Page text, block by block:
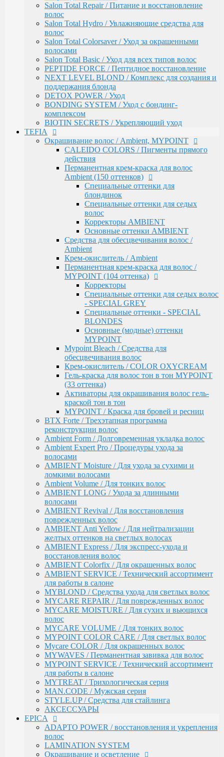
Окрашивание волос / Ambient, MYPOINT
CALEIDO COLORS / Пигменты прямого
действия
Перманентная крем-краска для волос
Ambient (150 оттенков)
Специальные оттенки для блондинок
Специальные оттенки для седых волос
Корректоры AMBIENT
Основные оттенки AMBIENT
Средства для обесцвечивания волос /
Ambient
Крем-окислитель / Ambient
Перманентная крем-краска для волос /
MYPOINT (104 оттенка)
Корректоры
Специальные оттенки для седых волос
- SPECIAL GREY
Специальные оттенки - SPECIAL
BLONDES
Основные (модные) оттенки
MYPOINT
Mypoint Bleach / Средства для
обесцвечивания волос
Крем-окислитель / COLOR OXYCREAM
Гель-краска для волос тон в тон MYPOINT
(33 оттенка)
Активаторы для окрашивания волос гель-
краской тон в тон
MYPOINT / Краска для бровей и ресниц
BTX Forte / Трехэтапная программа
реконструкции волос
Ambient Form / Долговременная укладка волос
Ambient Expert Pro / Процедуры ухода за волосами
AMBIENT Moisture / Для ухода за сухими и
ломкими волосами
Ambient Volume / Для тонких волос
AMBIENT LONG / Ухода за длинными волосами
AMBIENT Revival / Для восстановления
поврежденных волос
AMBIENT Anti Yellow / Для нейтрализации
желтых оттенков на светлых волосах
AMBIENT Express / Для экспресс-ухода и
восстановления волос
AMBIENT Colorfix / Для окрашенных волос
AMBIENT SERVICE / Технический ассортимент
для работы в салоне
MYBLOND / Средства ухода для светлых волос
MYCARE REPAIR / Для поврежденных волос
MYCARE MOISTURE / Для сухих и вьющихся
волос
MYCARE VOLUME / Для тонких волос
MYPOINT COLOR CARE / Для светлых волос
Mycare COLOR / Для окрашенных волос
MYWAVES / Перманентная завивка для волос
MYPOINT SERVICE / Технический ассортимент
для работы в салоне
MYTREAT / Трихологическая серия
MAN.CODE / Мужская серия
STYLE.UP / Средства для стайлинга
АКСЕССУАРЫ
EPICA
ADAPTO POWER / восстановления и укрепления
волос
LAMINATION SYSTEM
Окрашивание и осветление
КРЕМ-КРАСКА COLORSHADE
Осветление
Окисляющая эмульсия
Гель-краска Colordream
Оттеночные муссы
SHAPE WAVE / Химическая завивка
НАБОРЫ EPICA
Уход за кожей рук / Крем-мыло, Крем для рук
Styling
TOTAL CARE / Уход и защита
SPECIAL / Особенный уход
SKIN BALANCE| / Регулирование работы сальных
желез
SILK WAVES / Ежедневный уход за вьющимися
волосами
HEMP THERAPY ORGANIC / Для роста волос
MEN'S / Мужская серия
COLD BLOND / Уход для blond
KERATIN PRO / Реконструкция и восстановление
Salon Total Repair / Питание и восстановление
волос
Salon Total Hydro / Увлажняющие средства для
волос
Salon Total Colorsaver / Уход за окрашенными
волосами
Salon Total Basic / Уход для всех типов волос
PEPTIDE FORCE / Пептидное восстановление
NEXT LEVEL BLOND / Комплекс для создания и
поддержания блонда
DETOX POWER / Уход
BONDING SYSTEM / Уход с бондинг-
комплексом
BIOTIN SECRETS / Укрепляющий уход
TEFIA
Окрашивание волос / Ambient, MYPOINT
CALEIDO COLORS / Пигменты прямого
действия
Перманентная крем-краска для волос
Ambient (150 оттенков)
Специальные оттенки для
блондинок
Специальные оттенки для седых
волос
Корректоры AMBIENT
Основные оттенки AMBIENT
Средства для обесцвечивания волос /
Ambient
Крем-окислитель / Ambient
Перманентная крем-краска для волос /
MYPOINT (104 оттенка)
Корректоры
Специальные оттенки для седых волос
- SPECIAL GREY
Специальные оттенки - SPECIAL
BLONDES
Основные (модные) оттенки
MYPOINT
Mypoint Bleach / Средства для
обесцвечивания волос
Крем-окислитель / COLOR OXYCREAM
Гель-краска для волос тон в тон MYPOINT
(33 оттенка)
Активаторы для окрашивания волос гель-
краской тон в тон
MYPOINT / Краска для бровей и ресниц
BTX Forte / Трехэтапная программа
реконструкции волос
Ambient Form / Долговременная укладка волос
Ambient Expert Pro / Процедуры ухода за
волосами
AMBIENT Moisture / Для ухода за сухими и
ломкими волосами
Ambient Volume / Для тонких волос
AMBIENT LONG / Ухода за длинными
волосами
AMBIENT Revival / Для восстановления
поврежденных волос
AMBIENT Anti Yellow / Для нейтрализации
желтых оттенков на светлых волосах
AMBIENT Express / Для экспресс-ухода и
восстановления волос
AMBIENT Colorfix / Для окрашенных волос
AMBIENT SERVICE / Технический ассортимент
для работы в салоне
MYBLOND / Средства ухода для светлых волос
MYCARE REPAIR / Для поврежденных волос
MYCARE MOISTURE / Для сухих и вьющихся
волос
MYCARE VOLUME / Для тонких волос
MYPOINT COLOR CARE / Для светлых волос
Mycare COLOR / Для окрашенных волос
MYWAVES / Перманентная завивка для волос
MYPOINT SERVICE / Технический ассортимент
для работы в салоне
MYTREAT / Трихологическая серия
MAN.CODE / Мужская серия
STYLE.UP / Средства для стайлинга
АКСЕССУАРЫ
EPICA
ADAPTO POWER / восстановления и укрепления
волос
LAMINATION SYSTEM
Окрашивание и осветление